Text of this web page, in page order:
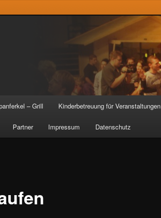
– Grill Kinderbetreuung für Veranstaltungen
Partner Impressum Datenschutz